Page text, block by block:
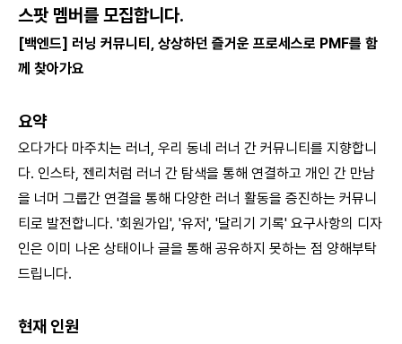
스팟 멤버를 모집합니다.
[백엔드] 러닝 커뮤니티, 상상하던 즐거운 프로세스로 PMF를 함
께 찾아가요
요약
오다가다 마주치는 러너, 우리 동네 러너 간 커뮤니티를 지향합니
다. 인스타, 젠리처럼 러너 간 탐색을 통해 연결하고 개인 간 만남
을 너머 그룹간 연결을 통해 다양한 러너 활동을 증진하는 커뮤니
티로 발전합니다. '회원가입', '유저', '달리기 기록' 요구사항의 디자
인은 이미 나온 상태이나 글을 통해 공유하지 못하는 점 양해부탁
드립니다.
현재 인원